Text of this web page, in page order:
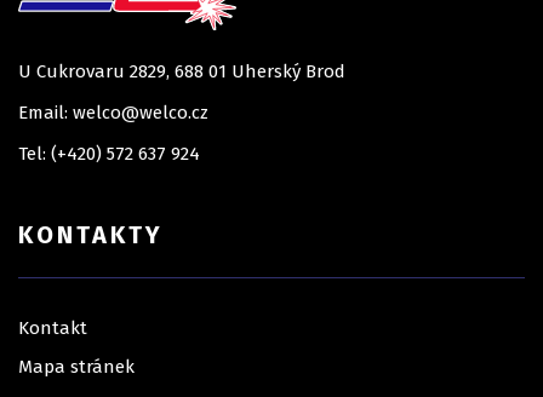
U Cukrovaru 2829, 688 01 Uherský Brod
Email: welco@welco.cz
Tel: (+420) 572 637 924
KONTAKTY
Kontakt
Mapa stránek